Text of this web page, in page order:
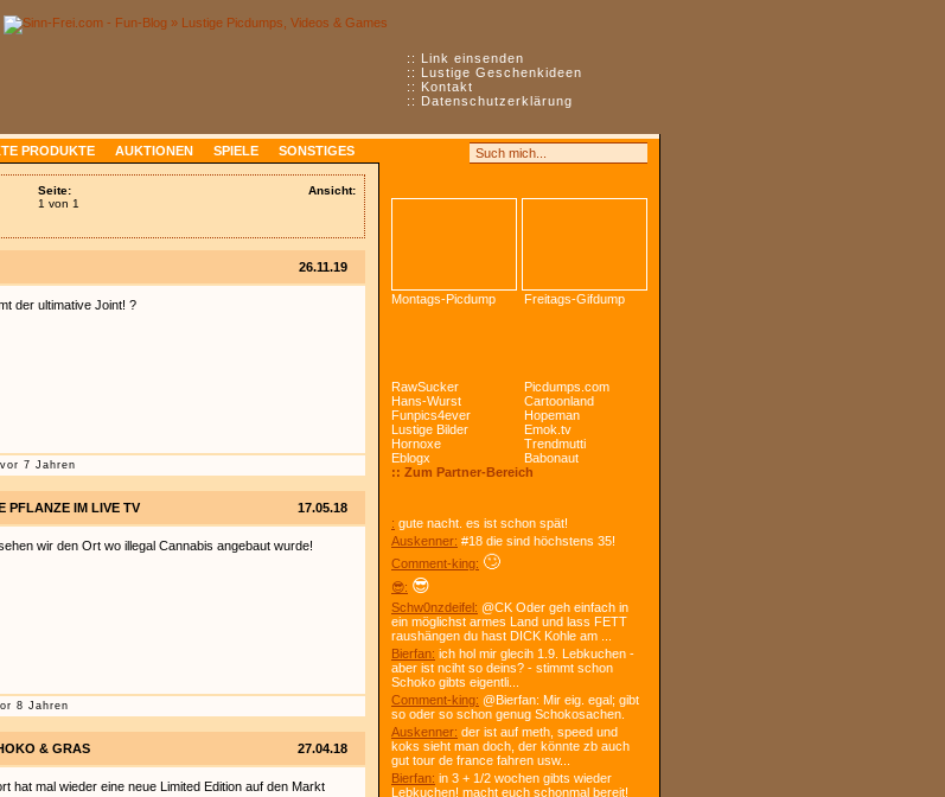
:: Link einsenden
:: Lustige Geschenkideen
:: Kontakt
:: Datenschutzerklärung
PRODUKTE AUKTIONEN SPIELE SONSTIGES
Ansicht:
Seite:
1 von 1
26.11.19
der ultimative Joint! ?
vor 7 Jahren
17.05.18
PFLANZE IM LIVE TV
wir den Ort wo illegal Cannabis angebaut wurde!
8 Jahren
27.04.18
& GRAS
hat mal wieder eine neue Limited Edition auf den Markt
Montags-Picdump Freitags-Gifdump
RawSucker
Picdumps.com
Hans-Wurst
Cartoonland
Funpics4ever
Hopeman
Lustige Bilder
Emok.tv
Hornoxe
Trendmutti
Eblogx
Babonaut
:: Zum Partner-Bereich
: gute nacht. es ist schon spät!
Auskenner: #18 die sind höchstens 35!
Comment-king: 🙄
😎: 😎
Schw0nzdeifel: @CK Oder geh einfach in
ein möglichst armes Land und lass FETT
raushängen du hast DICK Kohle am ...
Bierfan: ich hol mir glecih 1.9. Lebkuchen -
aber ist nciht so deins? - stimmt schon
Schoko gibts eigentli...
Comment-king: @Bierfan: Mir eig. egal; gibt
so oder so schon genug Schokosachen.
Auskenner: der ist auf meth, speed und
koks sieht man doch, der könnte zb auch
gut tour de france fahren usw...
Bierfan: in 3 + 1/2 wochen gibts wieder
Lebkuchen! macht euch schonmal bereit!